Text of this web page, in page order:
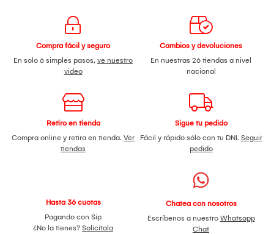
Compra fácil y seguro
En solo 6 simples pasos, ve nuestro
video
Cambios y devoluciones
En nuestras 26 tiendas a nivel
nacional
Retiro en tienda
Compra online y retira en tienda. Ver
tiendas
Sigue tu pedido
Fácil y rápido sólo con tu DNI. Seguir
pedido
Hasta 36 cuotas
Pagando con Sip
¿No la tienes? Solicítala
Chatea con nosotros
Escríbenos a nuestro Whatsapp
Chat